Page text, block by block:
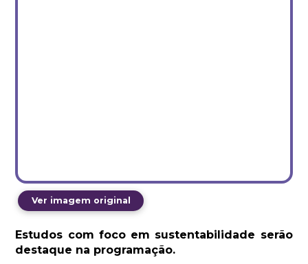
Ver imagem original
Estudos com foco em sustentabilidade serão
destaque na programação.